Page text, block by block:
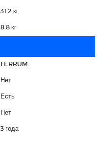
31.2 кг
8.8 кг
FERRUM
Нет
Есть
Нет
3 года